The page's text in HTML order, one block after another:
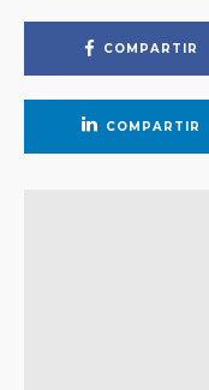
COMPARTIR
COMPARTIR